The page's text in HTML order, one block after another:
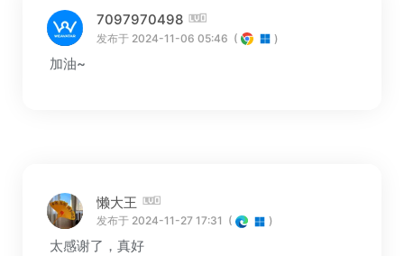
7097970498
发布于 2024-11-06 05:46 ( )
加油~
懒大王
发布于 2024-11-27 17:31 ( )
太感谢了，真好